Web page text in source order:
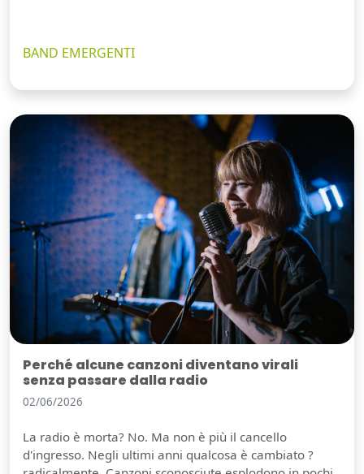
BAND EMERGENTI
Perché alcune canzoni diventano virali
senza passare dalla radio
02/06/2026
La radio è morta? No. Ma non è più il cancello
d'ingresso. Negli ultimi anni qualcosa è cambiato ?